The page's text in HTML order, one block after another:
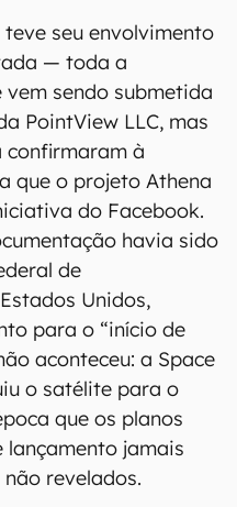
seu envolvimento
— toda a
sendo submetida
PointView LLC, mas
confirmaram à
que o projeto Athena
do Facebook.
havia sido
de
Unidos,
para o “início de
aconteceu: a Space
o satélite para o
que os planos
jamais
revelados.